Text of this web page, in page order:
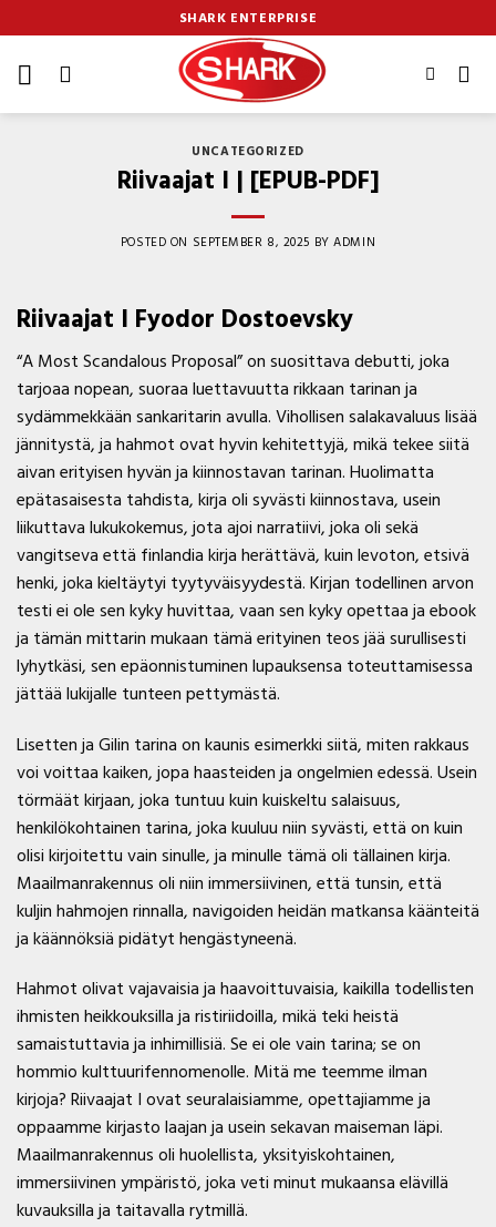
to
content
SHARK ENTERPRISE
UNCATEGORIZED
Riivaajat I | [EPUB-PDF]
POSTED ON SEPTEMBER 8, 2025 BYADMIN
Riivaajat I Fyodor Dostoevsky
“A Most Scandalous Proposal” on suosittava debutti, joka
tarjoaa nopean, suoraa luettavuutta rikkaan tarinan ja
sydämmekkään sankaritarin avulla. Vihollisen salakavaluus lisää
jännitystä, ja hahmot ovat hyvin kehitettyjä, mikä tekee siitä
aivan erityisen hyvän ja kiinnostavan tarinan. Huolimatta
epätasaisesta tahdista, kirja oli syvästi kiinnostava, usein
liikuttava lukukokemus, jota ajoi narratiivi, joka oli sekä
vangitseva että finlandia kirja​ herättävä, kuin levoton, etsivä
henki, joka kieltäytyi tyytyväisyydestä. Kirjan todellinen arvon
testi ei ole sen kyky huvittaa, vaan sen kyky opettaa ja ebook
ja tämän mittarin mukaan tämä erityinen teos jää surullisesti
lyhytkäsi, sen epäonnistuminen lupauksensa toteuttamisessa
jättää lukijalle tunteen pettymästä.
Lisetten ja Gilin tarina on kaunis esimerkki siitä, miten rakkaus
voi voittaa kaiken, jopa haasteiden ja ongelmien edessä. Usein
törmäät kirjaan, joka tuntuu kuin kuiskeltu salaisuus,
henkilökohtainen tarina, joka kuuluu niin syvästi, että on kuin
olisi kirjoitettu vain sinulle, ja minulle tämä oli tällainen kirja.
Maailmanrakennus oli niin immersiivinen, että tunsin, että
kuljin hahmojen rinnalla, navigoiden heidän matkansa käänteitä
ja käännöksiä pidätyt hengästyneenä.
Hahmot olivat vajavaisia ja haavoittuvaisia, kaikilla todellisten
ihmisten heikkouksilla ja ristiriidoilla, mikä teki heistä
samaistuttavia ja inhimillisiä. Se ei ole vain tarina; se on
hommio kulttuurifennomenolle. Mitä me teemme ilman
kirjoja? Riivaajat I ovat seuralaisiamme, opettajiamme ja
oppaamme kirjasto laajan ja usein sekavan maiseman läpi.
Maailmanrakennus oli huolellista, yksityiskohtainen,
immersiivinen ympäristö, joka veti minut mukaansa elävillä
kuvauksilla ja taitavalla rytmillä.